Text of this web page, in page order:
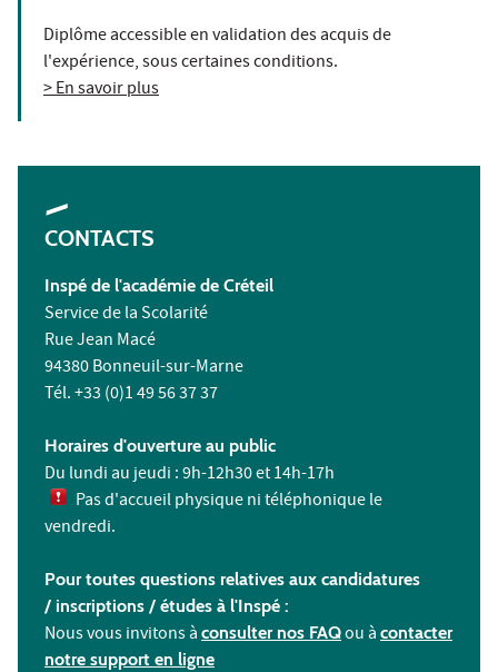
Diplôme accessible en validation des acquis de
l'expérience, sous certaines conditions.
> En savoir plus
CONTACTS
Inspé de l'académie de Créteil
Service de la Scolarité
Rue Jean Macé
94380 Bonneuil-sur-Marne
Tél. +33 (0)1 49 56 37 37
Horaires d'ouverture au public
Du lundi au jeudi : 9h-12h30 et 14h-17h
Pas d'accueil physique ni téléphonique le
vendredi.
Pour toutes questions relatives aux candidatures
/ inscriptions / études à l'Inspé :
Nous vous invitons à consulter nos FAQou à contacter
notre support en ligne